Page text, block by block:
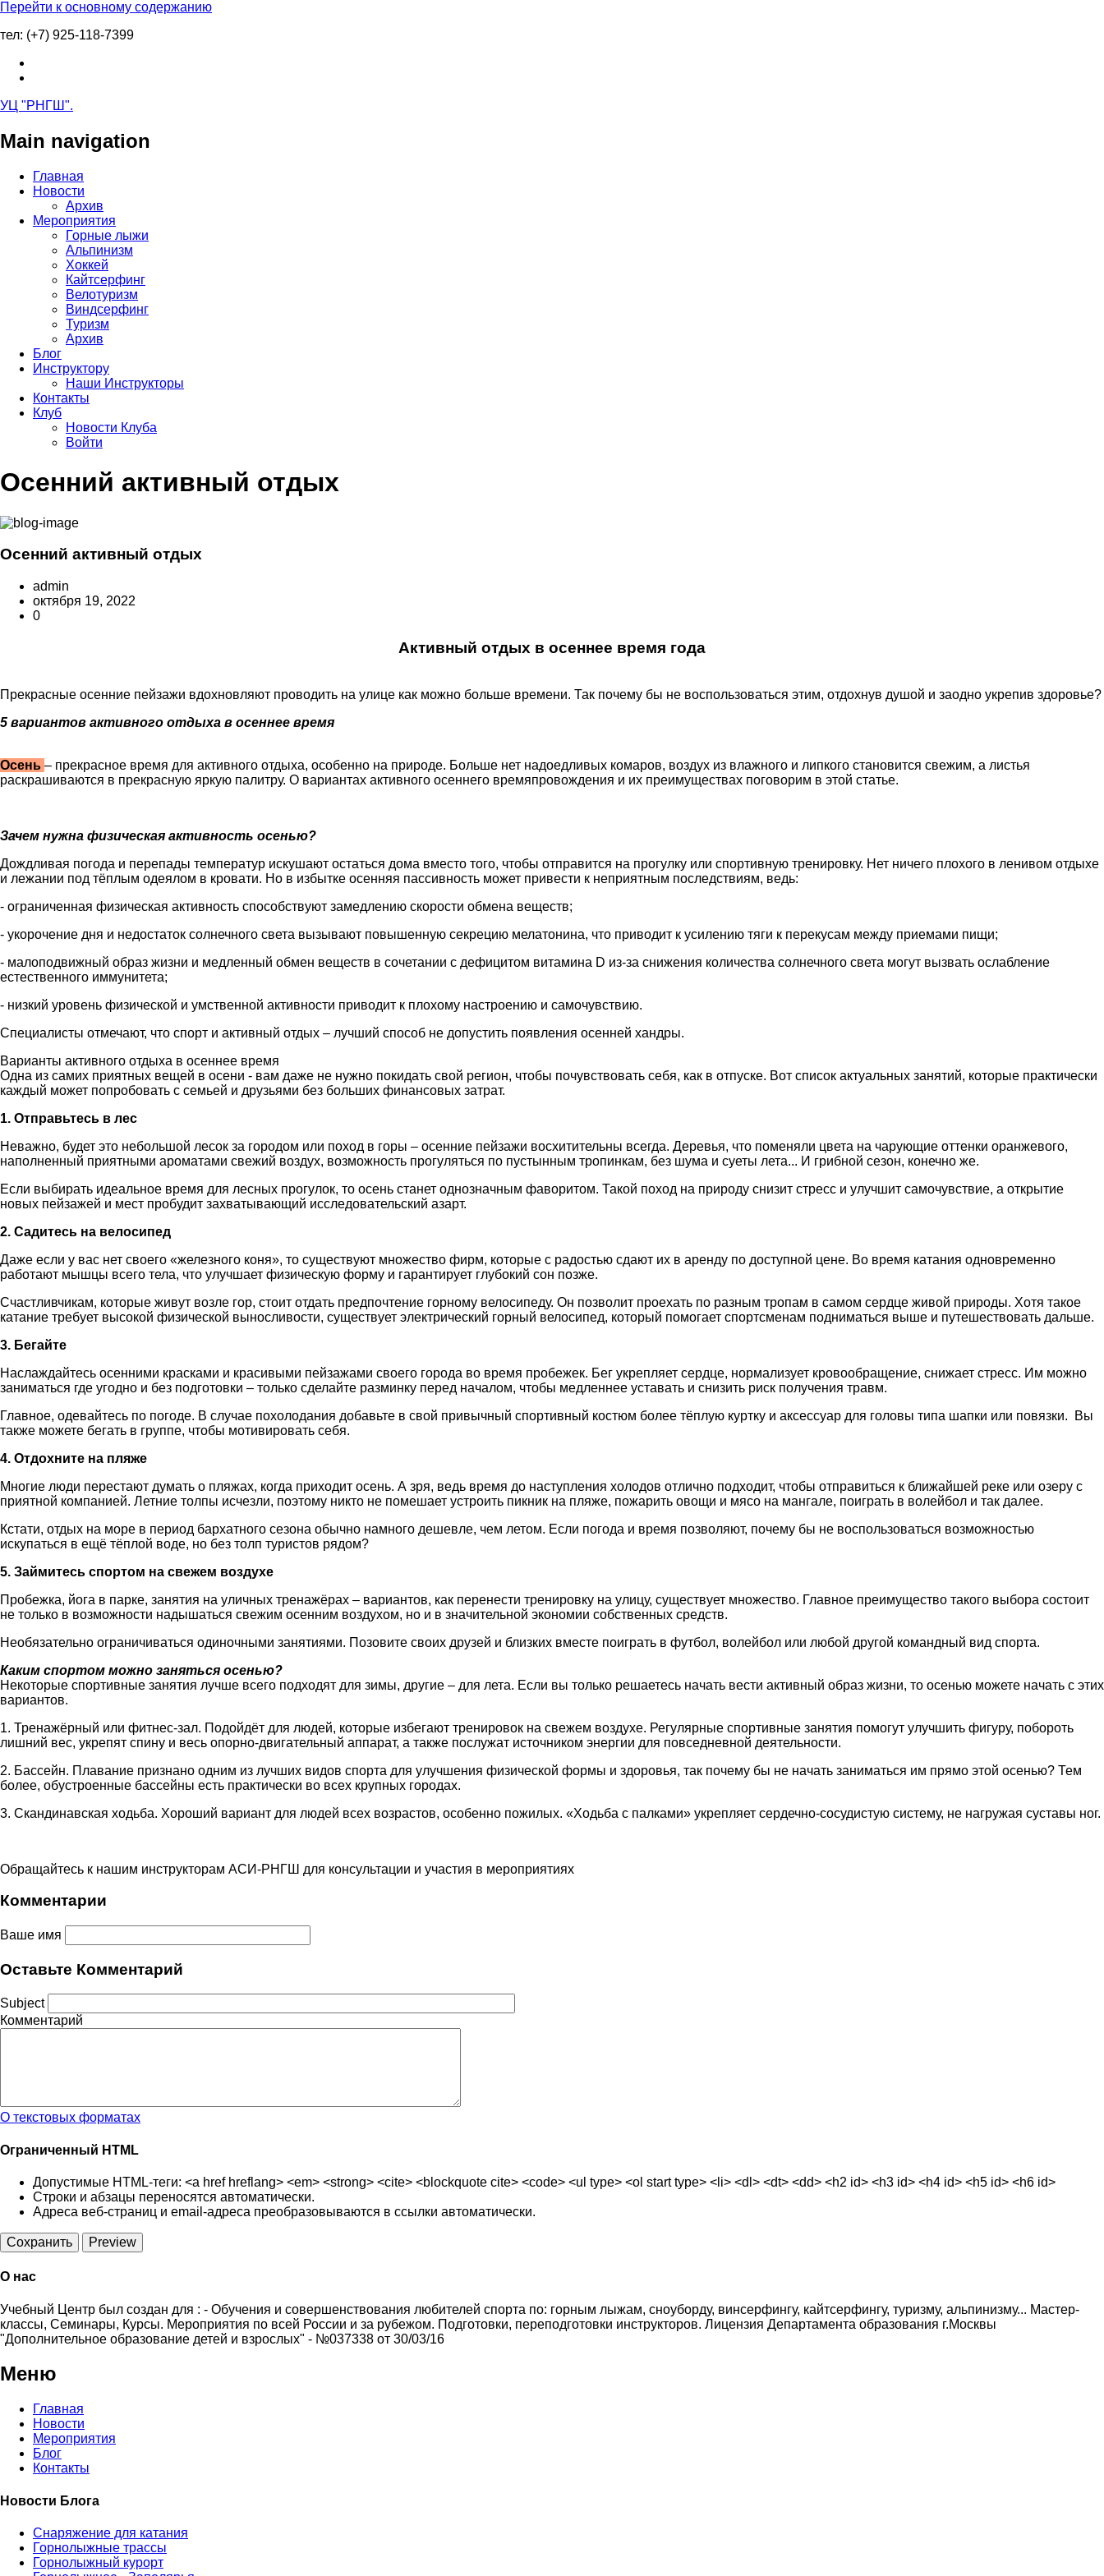
Перейти к основному содержанию
тел: (+7) 925-118-7399
УЦ "РНГШ".
Main navigation
Главная
Новости
Архив
Мероприятия
Горные лыжи
Альпинизм
Хоккей
Кайтсерфинг
Велотуризм
Виндсерфинг
Туризм
Архив
Блог
Инструктору
Наши Инструкторы
Контакты
Клуб
Новости Клуба
Войти
Осенний активный отдых
Осенний активный отдых
admin
октября 19, 2022
0
Активный отдых в осеннее время года
Прекрасные осенние пейзажи вдохновляют проводить на улице как можно больше времени. Так почему бы не воспользоваться этим, отдохнув душой и заодно укрепив здоровье?
5 вариантов активного отдыха в осеннее время
Осень – прекрасное время для активного отдыха, особенно на природе. Больше нет надоедливых комаров, воздух из влажного и липкого становится свежим, а листья
раскрашиваются в прекрасную яркую палитру. О вариантах активного осеннего времяпровождения и их преимуществах поговорим в этой статье.
Зачем нужна физическая активность осенью?
Дождливая погода и перепады температур искушают остаться дома вместо того, чтобы отправится на прогулку или спортивную тренировку. Нет ничего плохого в ленивом отдыхе
и лежании под тёплым одеялом в кровати. Но в избытке осенняя пассивность может привести к неприятным последствиям, ведь:
- ограниченная физическая активность способствуют замедлению скорости обмена веществ;
- укорочение дня и недостаток солнечного света вызывают повышенную секрецию мелатонина, что приводит к усилению тяги к перекусам между приемами пищи;
- малоподвижный образ жизни и медленный обмен веществ в сочетании с дефицитом витамина D из-за снижения количества солнечного света могут вызвать ослабление
естественного иммунитета;
- низкий уровень физической и умственной активности приводит к плохому настроению и самочувствию.
Специалисты отмечают, что спорт и активный отдых – лучший способ не допустить появления осенней хандры.
Варианты активного отдыха в осеннее время
Одна из самих приятных вещей в осени - вам даже не нужно покидать свой регион, чтобы почувствовать себя, как в отпуске. Вот список актуальных занятий, которые практически
каждый может попробовать с семьей и друзьями без больших финансовых затрат.
1. Отправьтесь в лес
Неважно, будет это небольшой лесок за городом или поход в горы – осенние пейзажи восхитительны всегда. Деревья, что поменяли цвета на чарующие оттенки оранжевого,
наполненный приятными ароматами свежий воздух, возможность прогуляться по пустынным тропинкам, без шума и суеты лета... И грибной сезон, конечно же.
Если выбирать идеальное время для лесных прогулок, то осень станет однозначным фаворитом. Такой поход на природу снизит стресс и улучшит самочувствие, а открытие
новых пейзажей и мест пробудит захватывающий исследовательский азарт.
2. Садитесь на велосипед
Даже если у вас нет своего «железного коня», то существуют множество фирм, которые с радостью сдают их в аренду по доступной цене. Во время катания одновременно
работают мышцы всего тела, что улучшает физическую форму и гарантирует глубокий сон позже.
Счастливчикам, которые живут возле гор, стоит отдать предпочтение горному велосипеду. Он позволит проехать по разным тропам в самом сердце живой природы. Хотя такое
катание требует высокой физической выносливости, существует электрический горный велосипед, который помогает спортсменам подниматься выше и путешествовать дальше.
3. Бегайте
Наслаждайтесь осенними красками и красивыми пейзажами своего города во время пробежек. Бег укрепляет сердце, нормализует кровообращение, снижает стресс. Им можно
заниматься где угодно и без подготовки – только сделайте разминку перед началом, чтобы медленнее уставать и снизить риск получения травм.
Главное, одевайтесь по погоде. В случае похолодания добавьте в свой привычный спортивный костюм более тёплую куртку и аксессуар для головы типа шапки или повязки. Вы
также можете бегать в группе, чтобы мотивировать себя.
4. Отдохните на пляже
Многие люди перестают думать о пляжах, когда приходит осень. А зря, ведь время до наступления холодов отлично подходит, чтобы отправиться к ближайшей реке или озеру с
приятной компанией. Летние толпы исчезли, поэтому никто не помешает устроить пикник на пляже, пожарить овощи и мясо на мангале, поиграть в волейбол и так далее.
Кстати, отдых на море в период бархатного сезона обычно намного дешевле, чем летом. Если погода и время позволяют, почему бы не воспользоваться возможностью
искупаться в ещё тёплой воде, но без толп туристов рядом?
5. Займитесь спортом на свежем воздухе
Пробежка, йога в парке, занятия на уличных тренажёрах – вариантов, как перенести тренировку на улицу, существует множество. Главное преимущество такого выбора состоит
не только в возможности надышаться свежим осенним воздухом, но и в значительной экономии собственных средств.
Необязательно ограничиваться одиночными занятиями. Позовите своих друзей и близких вместе поиграть в футбол, волейбол или любой другой командный вид спорта.
Каким спортом можно заняться осенью?
Некоторые спортивные занятия лучше всего подходят для зимы, другие – для лета. Если вы только решаетесь начать вести активный образ жизни, то осенью можете начать с этих
вариантов.
1. Тренажёрный или фитнес-зал. Подойдёт для людей, которые избегают тренировок на свежем воздухе. Регулярные спортивные занятия помогут улучшить фигуру, побороть
лишний вес, укрепят спину и весь опорно-двигательный аппарат, а также послужат источником энергии для повседневной деятельности.
2. Бассейн. Плавание признано одним из лучших видов спорта для улучшения физической формы и здоровья, так почему бы не начать заниматься им прямо этой осенью? Тем
более, обустроенные бассейны есть практически во всех крупных городах.
3. Скандинавская ходьба. Хороший вариант для людей всех возрастов, особенно пожилых. «Ходьба с палками» укрепляет сердечно-сосудистую систему, не нагружая суставы ног.
Обращайтесь к нашим инструкторам АСИ-РНГШ для консультации и участия в мероприятиях
Комментарии
Ваше имя
Оставьте Комментарий
Subject
Комментарий
О текстовых форматах
Ограниченный HTML
Допустимые HTML-теги: <a href hreflang> <em> <strong> <cite> <blockquote cite> <code> <ul type> <ol start type> <li> <dl> <dt> <dd> <h2 id> <h3 id> <h4 id> <h5 id> <h6 id>
Строки и абзацы переносятся автоматически.
Адреса веб-страниц и email-адреса преобразовываются в ссылки автоматически.
О нас
Учебный Центр был создан для : - Обучения и совершенствования любителей спорта по: горным лыжам, сноуборду, винсерфингу, кайтсерфингу, туризму, альпинизму... Мастер-
классы, Семинары, Курсы. Мероприятия по всей России и за рубежом. Подготовки, переподготовки инструкторов. Лицензия Департамента образования г.Москвы
"Дополнительное образование детей и взрослых" - №037338 от 30/03/16
Меню
Главная
Новости
Мероприятия
Блог
Контакты
Новости Блога
Снаряжение для катания
Горнолыжные трассы
Горнолыжный курорт